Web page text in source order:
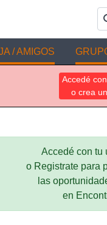
/ AMIGOS
Accedé
o crea
Accedé con tu
o Registrate para
las
en